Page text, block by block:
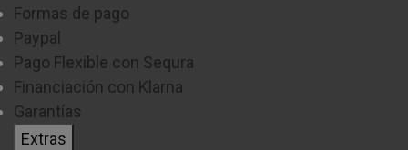
Formas de pago
Paypal
Pago Flexible con Sequra
Financiación con Klarna
Garantías
Extras